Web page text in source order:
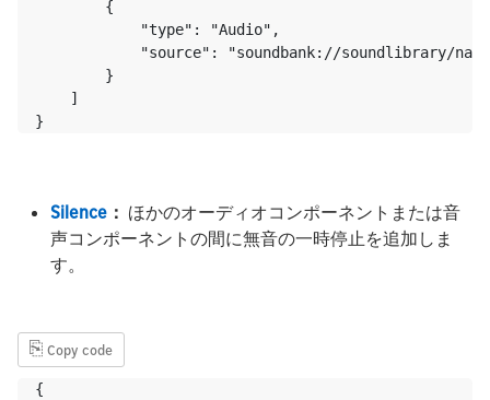
        {
            "type": "Audio",
"source": "soundbank://soundlibrary/
        }
    ]
}
Silence ： ほかのオーディオコンポーネントまたは音
声コンポーネントの間に無音の一時停止を追加しま
す。
⎘ Copy code
{